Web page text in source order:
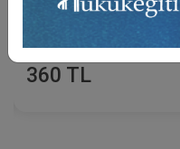
Sosyal Güvenlik
IV. Oturum Video
360 TL